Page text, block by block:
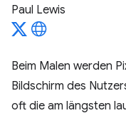
Paul Lewis
Beim Malen werden
Bildschirm des
oft die am längsten